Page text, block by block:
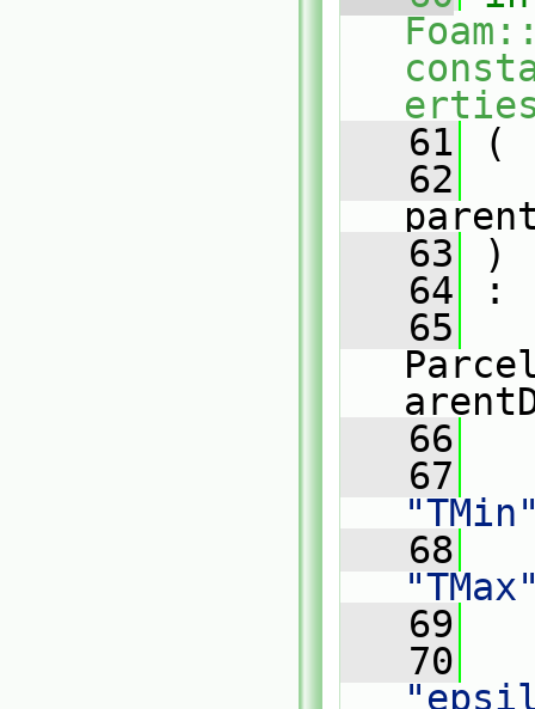
   61
(
   62
   63
)
   64
:
   65
   66
   67
   68
   69
   70